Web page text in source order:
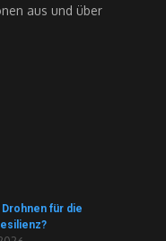
aus und über
Drohnen für die